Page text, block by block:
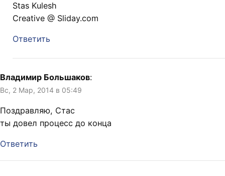
Stas Kulesh
Creative @ Sliday.com
Ответить
Владимир Большаков:
Вс, 2 Мар, 2014 в 05:49
Поздравляю, Стас
ты довел процесс до конца
Ответить